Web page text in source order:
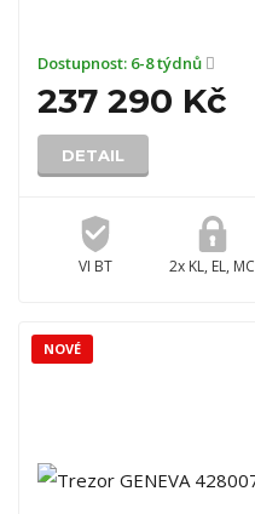
Dostupnost: 6-8 týdnů
237 290 Kč
DETAIL
VI BT 2x KL, EL, MC
NOVÉ